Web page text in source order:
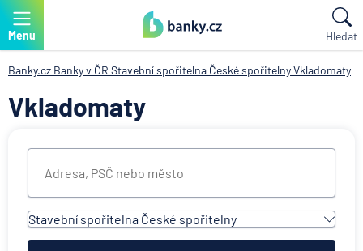
Menu Hledat
Banky.cz Banky v ČR Stavební spořitelna České spořitelnyVkladomaty
Vkladomaty
Stavební spořitelna České spořitelny
Všechny instituce